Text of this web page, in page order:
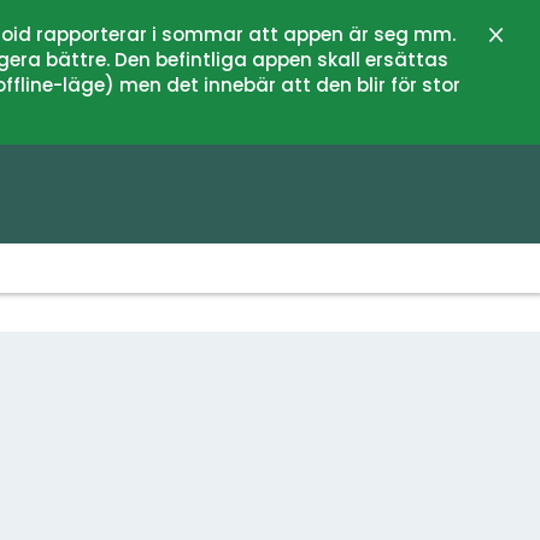
rapporterar i sommar att appen är seg mm.
bättre. Den befintliga appen skall ersättas
läge) men det innebär att den blir för stor